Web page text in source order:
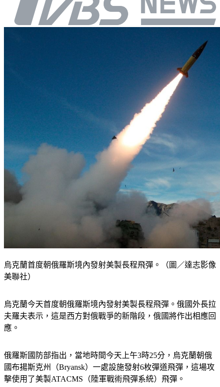
烏克蘭首度朝俄羅斯境內發射美製長程飛彈。（圖／達志影像
美聯社）
烏克蘭今天首度朝俄羅斯境內發射美製長程飛彈。俄國外長拉
夫羅夫表示，這是西方對俄戰爭的新階段，俄國將作出相應回
應。
俄羅斯國防部指出，當地時間今天上午3時25分，烏克蘭朝俄
國布揚斯克州（Bryansk）一處設施發射6枚彈道飛彈，這場攻
擊使用了美製ATACMS（陸軍戰術飛彈系統）飛彈。